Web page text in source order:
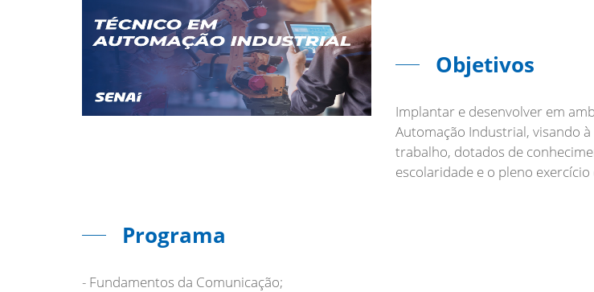
Objetivos
Implantar e desenvolver em
Automação Industrial, visando
trabalho, dotados de
escolaridade e o pleno exercício
Programa
- Fundamentos da Comunicação;